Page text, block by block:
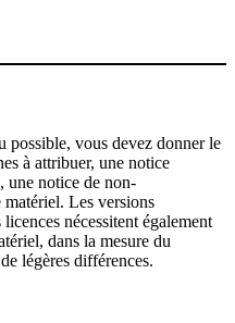
vous devez donner le
à attribuer, une notice
une notice de non-
Les versions
nécessitent également
dans la mesure du
légères différences.